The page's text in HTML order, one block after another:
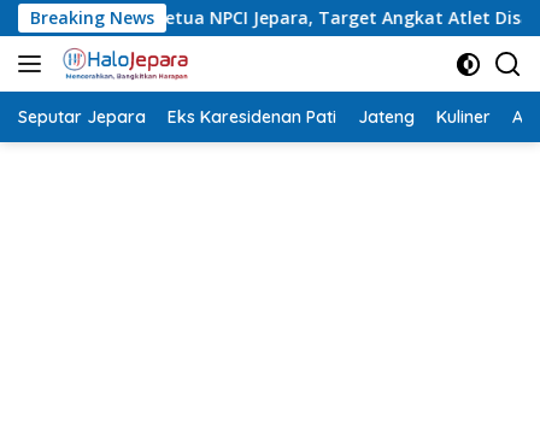
Langsung
ke
konten
Breaking News
Target Angkat Atlet Disabilitas Berprestasi
Seputar Jepara Eks Karesidenan Pati Jateng Kuliner